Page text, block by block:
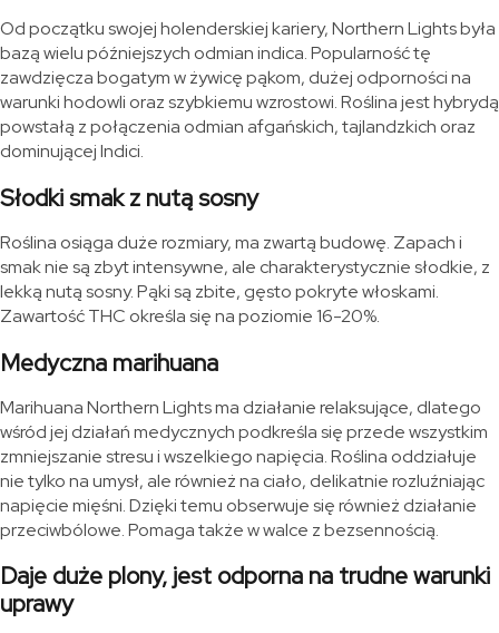
Od początku swojej holenderskiej kariery, Northern Lights była
bazą wielu późniejszych odmian indica. Popularność tę
zawdzięcza bogatym w żywicę pąkom, dużej odporności na
warunki hodowli oraz szybkiemu wzrostowi. Roślina jest hybrydą
powstałą z połączenia odmian afgańskich, tajlandzkich oraz
dominującej Indici.
Słodki smak z nutą sosny
Roślina osiąga duże rozmiary, ma zwartą budowę. Zapach i
smak nie są zbyt intensywne, ale charakterystycznie słodkie, z
lekką nutą sosny. Pąki są zbite, gęsto pokryte włoskami.
Zawartość THC określa się na poziomie 16-20%.
Medyczna marihuana
Marihuana Northern Lights ma działanie relaksujące, dlatego
wśród jej działań medycznych podkreśla się przede wszystkim
zmniejszanie stresu i wszelkiego napięcia. Roślina oddziałuje
nie tylko na umysł, ale również na ciało, delikatnie rozluźniając
napięcie mięśni. Dzięki temu obserwuje się również działanie
przeciwbólowe. Pomaga także w walce z bezsennością.
Daje duże plony, jest odporna na trudne warunki
uprawy